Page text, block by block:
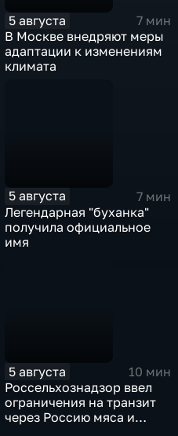
5 августа
7 мин
В Москве внедряют меры
адаптации к изменениям
климата
5 августа
7 мин
Легендарная "буханка"
получила официальное
имя
5 августа
10 мин
Россельхознадзор ввел
ограничения на транзит
через Россию мяса и